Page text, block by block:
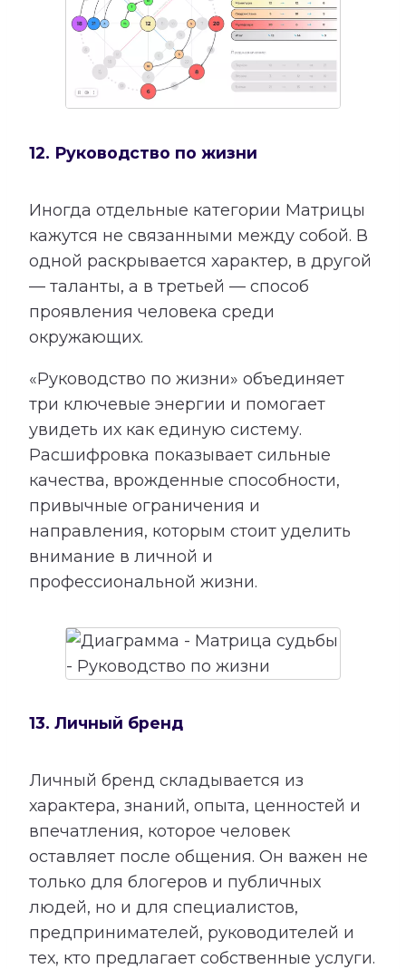
12. Руководство по жизни
Иногда отдельные категории Матрицы
кажутся не связанными между собой. В
одной раскрывается характер, в другой
— таланты, а в третьей — способ
проявления человека среди
окружающих.
«Руководство по жизни» объединяет
три ключевые энергии и помогает
увидеть их как единую систему.
Расшифровка показывает сильные
качества, врожденные способности,
привычные ограничения и
направления, которым стоит уделить
внимание в личной и
профессиональной жизни.
13. Личный бренд
Личный бренд складывается из
характера, знаний, опыта, ценностей и
впечатления, которое человек
оставляет после общения. Он важен не
только для блогеров и публичных
людей, но и для специалистов,
предпринимателей, руководителей и
тех, кто предлагает собственные услуги.